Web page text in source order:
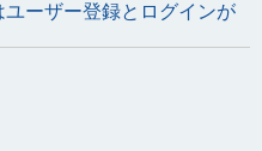
ーザー登録とログインが